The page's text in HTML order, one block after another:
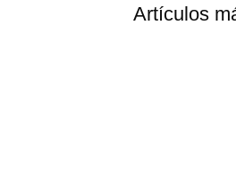
Artículos